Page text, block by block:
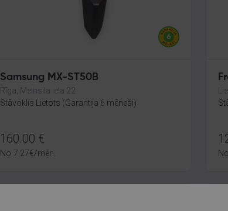
Samsung MX-ST50B
Rīga, Melnsila iela 22
Stāvoklis Lietots (Garantija 6 mēneši)
160.00 €
No 7.27€/mēn. No